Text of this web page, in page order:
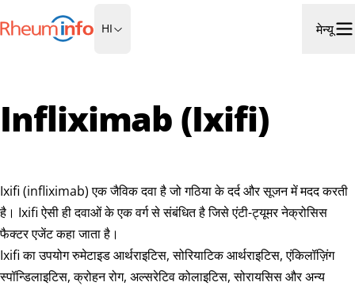
होमपेज पर जाएं HI मेनू
मेन्यू
Infliximab (Ixifi)
Ixifi (infliximab) एक जैविक दवा है जो गठिया के दर्द और सूजन में मदद करती
है। Ixifi ऐसी ही दवाओं के एक वर्ग से संबंधित है जिसे एंटी-ट्यूमर नेक्रोसिस
फैक्टर एजेंट कहा जाता है।
Ixifi का उपयोग रुमेटाइड आर्थराइटिस, सोरियाटिक आर्थराइटिस, एंकिलॉज़िंग
स्पॉन्डिलाइटिस, क्रोहन रोग, अल्सरेटिव कोलाइटिस, सोरायसिस और अन्य